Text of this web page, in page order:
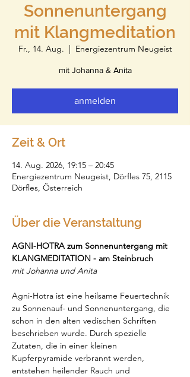
Sonnenuntergang
mit Klangmeditation
Fr., 14. Aug.
  |
Energiezentrum Neugeist
mit Johanna & Anita
anmelden
Zeit & Ort
14. Aug. 2026, 19:15 – 20:45
Energiezentrum Neugeist, Dörfles 75, 2115
Dörfles, Österreich
Über die Veranstaltung
AGNI-HOTRA zum Sonnenuntergang mit
KLANGMEDITATION - am Steinbruch
mit Johanna und Anita
Agni-Hotra ist eine heilsame Feuertechnik
zu Sonnenauf- und Sonnenuntergang, die
schon in den alten vedischen Schriften
beschrieben wurde. Durch spezielle
Zutaten, die in einer kleinen
Kupferpyramide verbrannt werden,
entstehen heilender Rauch und